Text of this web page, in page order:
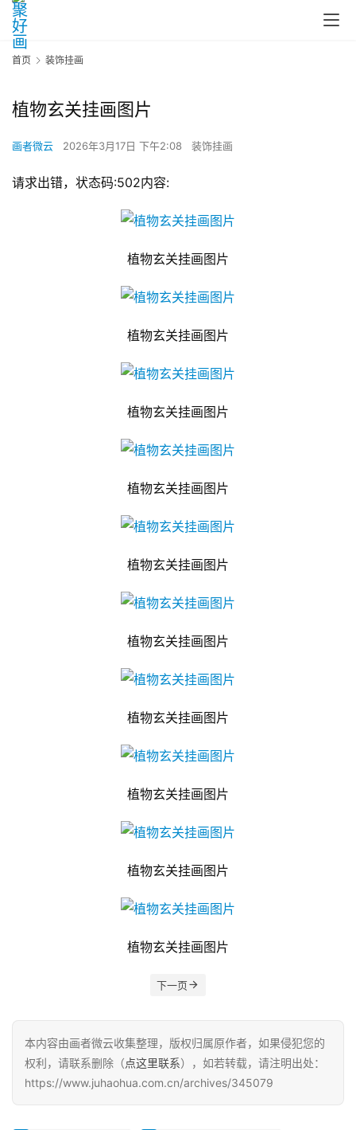
首页 装饰挂画
植物玄关挂画图片
画者微云 2026年3月17日 下午2:08 装饰挂画
请求出错，状态码:502内容:
植物玄关挂画图片
植物玄关挂画图片
植物玄关挂画图片
植物玄关挂画图片
植物玄关挂画图片
植物玄关挂画图片
植物玄关挂画图片
植物玄关挂画图片
植物玄关挂画图片
植物玄关挂画图片
下一页
本内容由画者微云收集整理，版权归属原作者，如果侵犯您的
权利，请联系删除（点这里联系），如若转载，请注明出处：
https://www.juhaohua.com.cn/archives/345079